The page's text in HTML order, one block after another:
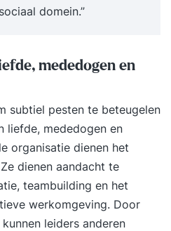
domein.”
mededogen en
subtiel pesten te beteugelen
liefde, mededogen en
organisatie dienen het
dienen aandacht te
teambuilding en het
werkomgeving. Door
leiders anderen